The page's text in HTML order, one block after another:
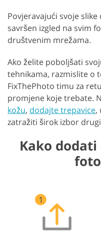
Povjeravajući svoje
savršen izgled na svim
društvenim mrežama.
Ako želite poboljšati
tehnikama, razmislite o
FixThePhoto timu za
promjene koje trebate.
kožu, dodajte trepavice,
zatražiti širok izbor
Kako